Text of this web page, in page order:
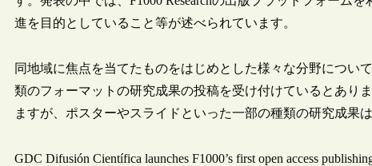
進を目的としていること等が述べられています。
同地域に焦点を当てたものをはじめとした様々な分野につい
類のフォーマットの研究成果の投稿を受け付けているとあり
ますが、ポスターやスライドといった一部の種類の研究成果
GDC Difusión Científica launches F1000’s first open access